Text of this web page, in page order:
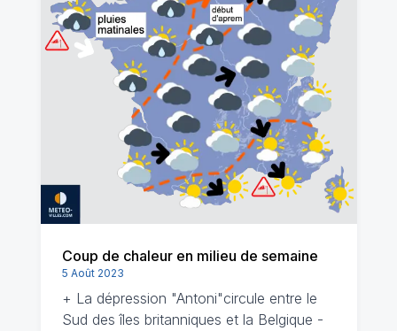
Coup de chaleur en milieu de semaine
5 Août 2023
+ La dépression "Antoni"circule entre le
Sud des îles britanniques et la Belgique -